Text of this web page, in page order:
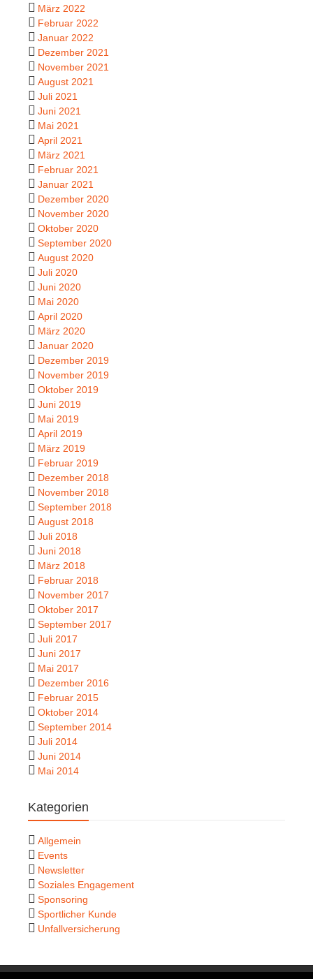
März 2022
Februar 2022
Januar 2022
Dezember 2021
November 2021
August 2021
Juli 2021
Juni 2021
Mai 2021
April 2021
März 2021
Februar 2021
Januar 2021
Dezember 2020
November 2020
Oktober 2020
September 2020
August 2020
Juli 2020
Juni 2020
Mai 2020
April 2020
März 2020
Januar 2020
Dezember 2019
November 2019
Oktober 2019
Juni 2019
Mai 2019
April 2019
März 2019
Februar 2019
Dezember 2018
November 2018
September 2018
August 2018
Juli 2018
Juni 2018
März 2018
Februar 2018
November 2017
Oktober 2017
September 2017
Juli 2017
Juni 2017
Mai 2017
Dezember 2016
Februar 2015
Oktober 2014
September 2014
Juli 2014
Juni 2014
Mai 2014
Kategorien
Allgemein
Events
Newsletter
Soziales Engagement
Sponsoring
Sportlicher Kunde
Unfallversicherung